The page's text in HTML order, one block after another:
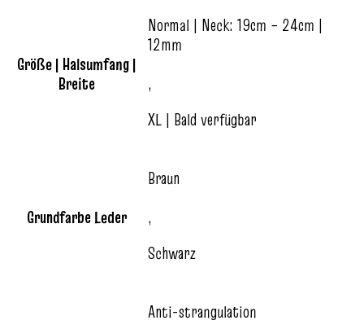
Größe | Halsumfang |
Breite
Normal | Neck: 19cm – 24cm |
12mm
,
XL | Bald verfügbar
Grundfarbe Leder
Braun
,
Schwarz
Anti-strangulation